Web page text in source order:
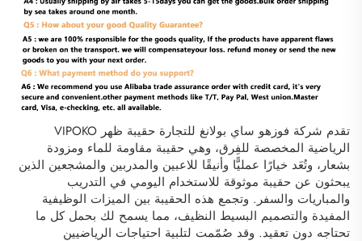
تقدم شركة فوزهو ساي بولانغ للتجارة حقيبة ظهر VIPOKO
الرياضية المخصصة للفِرق، وهي حقيبة مقاومة للماء ومزودة
بشعار، وتُعَد خيارًا عمليًّا وأنيقًا للاعبين والمدربين والمشجعين الذين
يبحثون عن حقيبة موثوقة للاستخدام اليومي في التدريب
والمباريات والسفر. وتجمع هذه الحقيبة بين الميزات الوظيفية
المفيدة والتصميم البسيط النظيف، مما يسمح لك بحمل كل ما
تحتاجه دون تعقيد. وقد صُمّمت لتلبية احتياجات الرياضيين